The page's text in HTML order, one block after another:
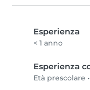
Esperienza
< 1 anno
Esperienza
Età prescolare •